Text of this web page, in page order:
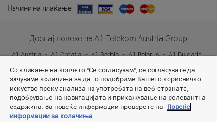
Начини на плаќање
Дознај повеќе за A1 Telekom Austria Group
A1 Austria A1 Croatia A1 Serbia A1 Belarus
A1 Bulgaria
A1 Slovenia
A1 Digital
Со кликање на копчето "Се согласувам", се согласувате да
зачуваме колачиња за да го подобриме Вашето корисничко
искуство преку анализа на употребата на веб-страната,
подобрување на навигацијата и прикажување на релевантна
содржина. За повеќе информации проверете на
Повеќе
информации за колачиња